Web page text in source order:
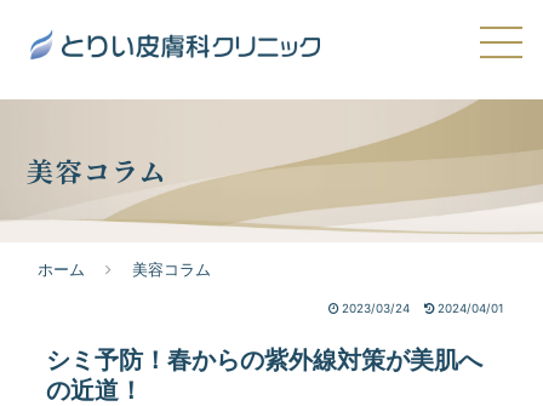
美容コラム
ホーム 美容コラム
2023/03/24 2024/04/01
シミ予防！春からの紫外線対策が美肌へ
の近道！